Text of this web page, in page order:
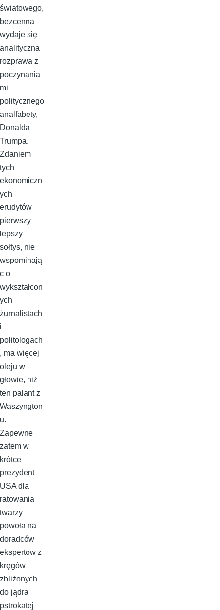
światowego,
bezcenna
wydaje się
analityczna
rozprawa z
poczynania
mi
politycznego
analfabety,
Donalda
Trumpa.
Zdaniem
tych
ekonomiczn
ych
erudytów
pierwszy
lepszy
sołtys, nie
wspominają
c o
wykształcon
ych
żurnalistach
i
politologach
, ma więcej
oleju w
głowie, niż
ten palant z
Waszyngton
u.
Zapewne
zatem w
krótce
prezydent
USA dla
ratowania
twarzy
powoła na
doradców
ekspertów z
kręgów
zbliżonych
do jądra
pstrokatej